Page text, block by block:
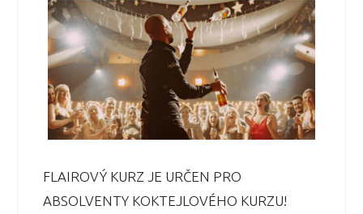
FLAIROVÝ KURZ JE URČEN PRO
ABSOLVENTY KOKTEJLOVÉHO KURZU!